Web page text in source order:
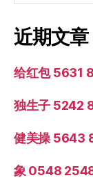
近期文章
给红包 5631
独生子 5242
健美操 5643
象 0548